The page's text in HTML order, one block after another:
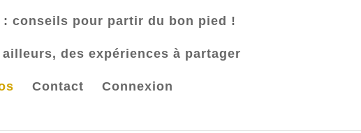
: conseils pour partir du bon pied !
des expériences à partager
Contact Connexion